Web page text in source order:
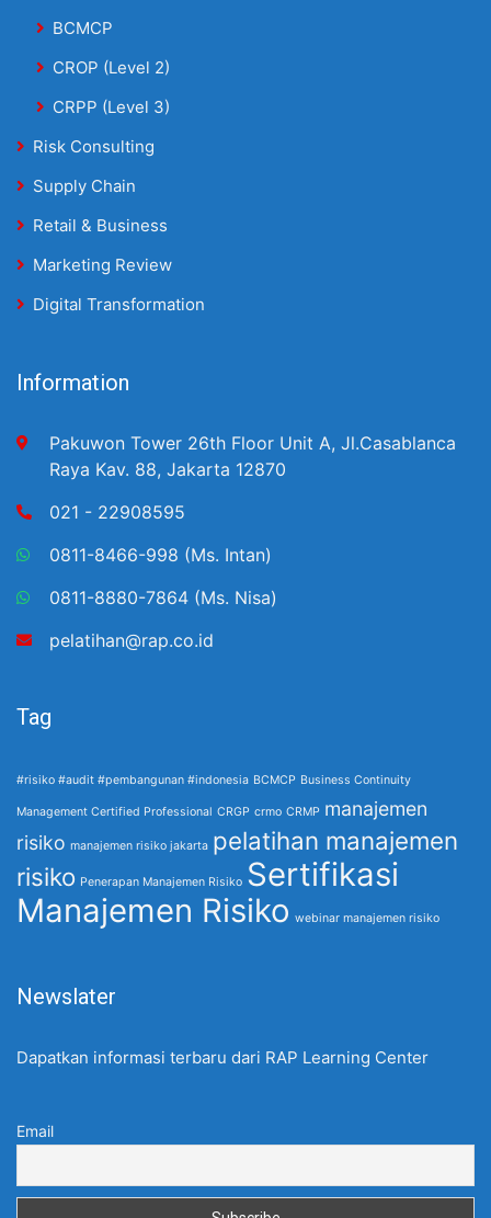
BCMCP
CROP (Level 2)
CRPP (Level 3)
Risk Consulting
Supply Chain
Retail & Business
Marketing Review
Digital Transformation
Information
Pakuwon Tower 26th Floor Unit A, Jl.Casablanca
Raya Kav. 88, Jakarta 12870
021 - 22908595
0811-8466-998 (Ms. Intan)
0811-8880-7864 (Ms. Nisa)
pelatihan@rap.co.id
Tag
#risiko #audit #pembangunan #indonesia BCMCP Business Continuity
Management Certified Professional CRGP crmo CRMP manajemen
risiko manajemen risiko jakarta pelatihan manajemen
risiko Penerapan Manajemen Risiko Sertifikasi
Manajemen Risiko webinar manajemen risiko
Newslater
Dapatkan informasi terbaru dari RAP Learning Center
Email